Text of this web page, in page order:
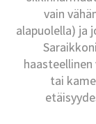
vain
alapuolella) ja
tai